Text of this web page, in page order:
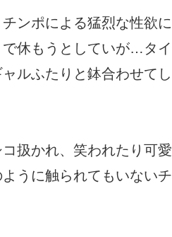
ンポによる猛烈な性欲に
休もうとしていが…タイ
ルふたりと鉢合わせてし
扱かれ、笑われたり可愛
うに触られてもいないチ